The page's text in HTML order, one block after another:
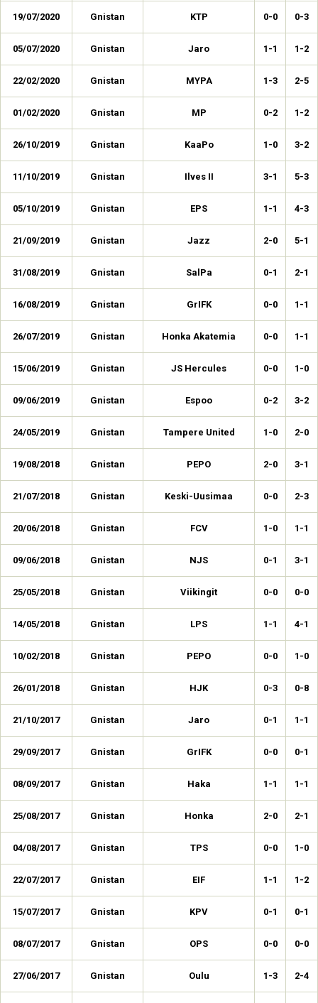
19/07/2020 Gnistan KTP 0-0 0-3
05/07/2020 Gnistan Jaro 1-1 1-2
22/02/2020 Gnistan MYPA 1-3 2-5
01/02/2020 Gnistan MP 0-2 1-2
26/10/2019 Gnistan KaaPo 1-0 3-2
11/10/2019 Gnistan Ilves II 3-1 5-3
05/10/2019 Gnistan EPS 1-1 4-3
21/09/2019 Gnistan Jazz 2-0 5-1
31/08/2019 Gnistan SalPa 0-1 2-1
16/08/2019 Gnistan GrIFK 0-0 1-1
26/07/2019 Gnistan Honka Akatemia 0-0 1-1
15/06/2019 Gnistan JS Hercules 0-0 1-0
09/06/2019 Gnistan Espoo 0-2 3-2
24/05/2019 Gnistan Tampere United 1-0 2-0
19/08/2018 Gnistan PEPO 2-0 3-1
21/07/2018 Gnistan Keski-Uusimaa 0-0 2-3
20/06/2018 Gnistan FCV 1-0 1-1
09/06/2018 Gnistan NJS 0-1 3-1
25/05/2018 Gnistan Viikingit 0-0 0-0
14/05/2018 Gnistan LPS 1-1 4-1
10/02/2018 Gnistan PEPO 0-0 1-0
26/01/2018 Gnistan HJK 0-3 0-8
21/10/2017 Gnistan Jaro 0-1 1-1
29/09/2017 Gnistan GrIFK 0-0 0-1
08/09/2017 Gnistan Haka 1-1 1-1
25/08/2017 Gnistan Honka 2-0 2-1
04/08/2017 Gnistan TPS 0-0 1-0
22/07/2017 Gnistan EIF 1-1 1-2
15/07/2017 Gnistan KPV 0-1 0-1
08/07/2017 Gnistan OPS 0-0 0-0
27/06/2017 Gnistan Oulu 1-3 2-4